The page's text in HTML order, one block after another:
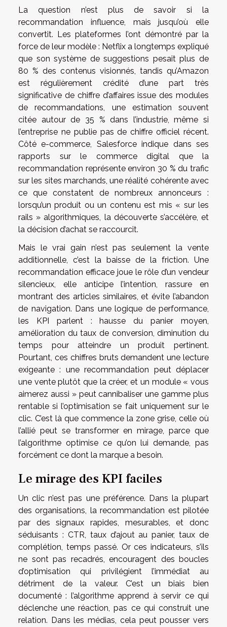
La question n’est plus de savoir si la
recommandation influence, mais jusqu’où elle
convertit. Les plateformes l’ont démontré par la
force de leur modèle : Netflix a longtemps expliqué
que son système de suggestions pesait plus de
80 % des contenus visionnés, tandis qu’Amazon
est régulièrement crédité d’une part très
significative de chiffre d’affaires issue des modules
de recommandations, une estimation souvent
citée autour de 35 % dans l’industrie, même si
l’entreprise ne publie pas de chiffre officiel récent.
Côté e-commerce, Salesforce indique dans ses
rapports sur le commerce digital que la
recommandation représente environ 30 % du trafic
sur les sites marchands, une réalité cohérente avec
ce que constatent de nombreux annonceurs :
lorsqu’un produit ou un contenu est mis « sur les
rails » algorithmiques, la découverte s’accélère, et
la décision d’achat se raccourcit.
Mais le vrai gain n’est pas seulement la vente
additionnelle, c’est la baisse de la friction. Une
recommandation efficace joue le rôle d’un vendeur
silencieux, elle anticipe l’intention, rassure en
montrant des articles similaires, et évite l’abandon
de navigation. Dans une logique de performance,
les KPI parlent : hausse du panier moyen,
amélioration du taux de conversion, diminution du
temps pour atteindre un produit pertinent.
Pourtant, ces chiffres bruts demandent une lecture
exigeante : une recommandation peut déplacer
une vente plutôt que la créer, et un module « vous
aimerez aussi » peut cannibaliser une gamme plus
rentable si l’optimisation se fait uniquement sur le
clic. C’est là que commence la zone grise, celle où
l’allié peut se transformer en mirage, parce que
l’algorithme optimise ce qu’on lui demande, pas
forcément ce dont la marque a besoin.
Le mirage des KPI faciles
Un clic n’est pas une préférence. Dans la plupart
des organisations, la recommandation est pilotée
par des signaux rapides, mesurables, et donc
séduisants : CTR, taux d’ajout au panier, taux de
complétion, temps passé. Or ces indicateurs, s’ils
ne sont pas recadrés, encouragent des boucles
d’optimisation qui privilégient l’immédiat au
détriment de la valeur. C’est un biais bien
documenté : l’algorithme apprend à servir ce qui
déclenche une réaction, pas ce qui construit une
relation. Dans les médias, cela peut pousser vers